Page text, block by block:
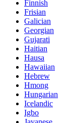
Finnish
Frisian
Galician
Georgian
Gujarati
Haitian
Hausa
Hawaiian
Hebrew
Hmong
Hungarian
Icelandic
Igbo